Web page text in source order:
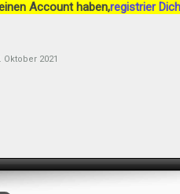
Account haben,registrier Dich
Oktober 2021